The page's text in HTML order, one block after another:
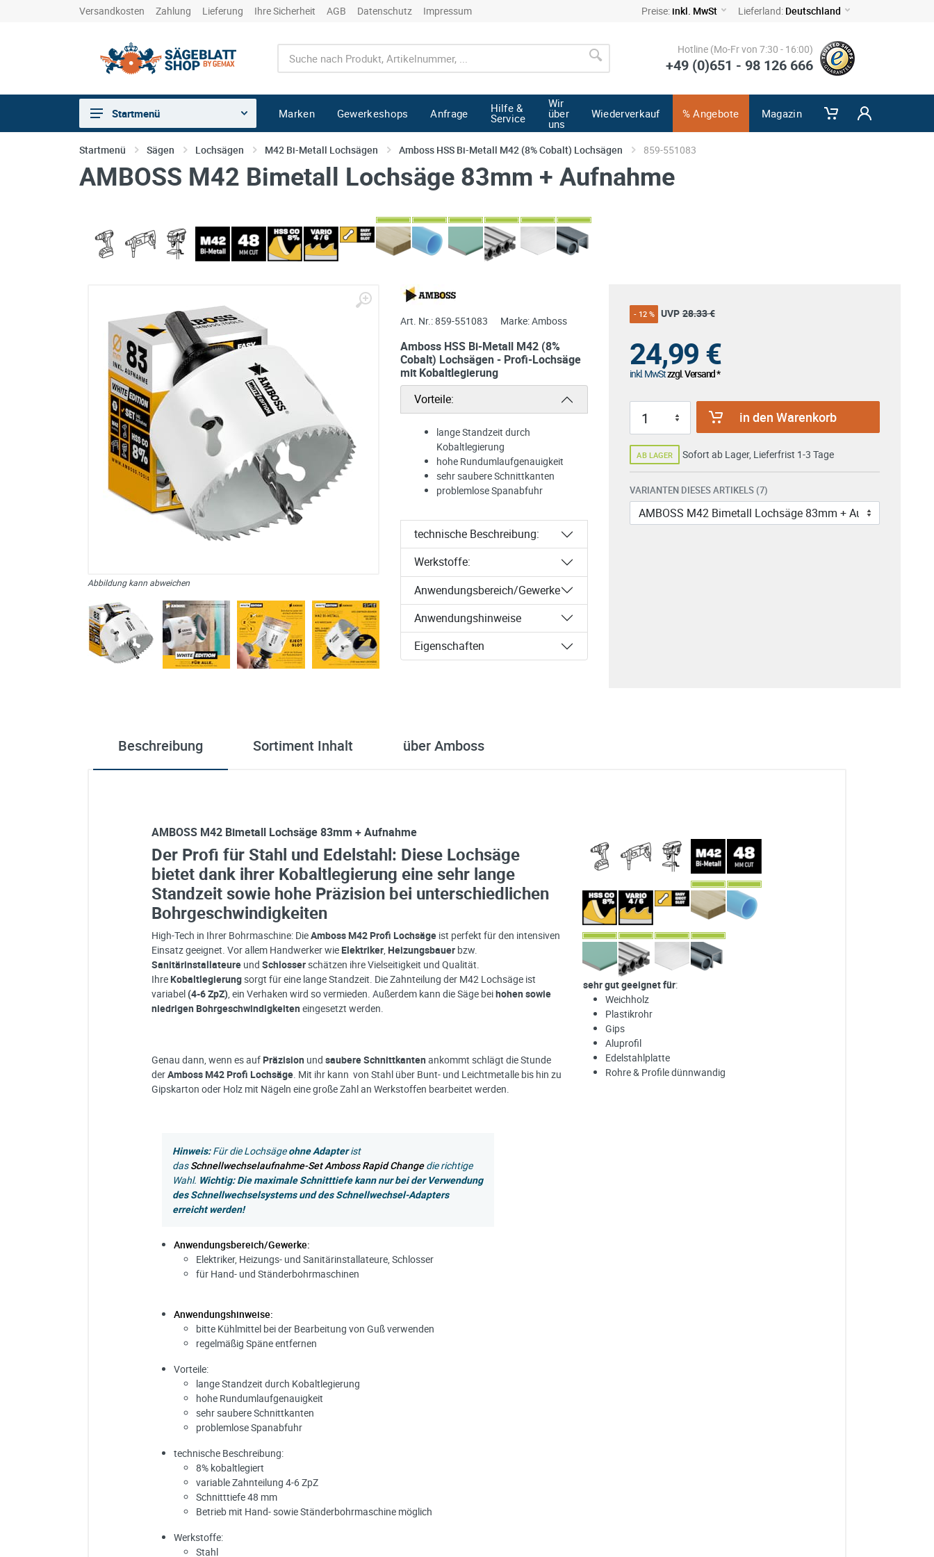
Versandkosten Zahlung Lieferung Ihre Sicherheit AGB Datenschutz Impressum Preise: inkl. MwSt Lieferland: Deutschland
Hotline (Mo-Fr von 7:30 - 16:00)
+49 (0)651 - 98 126 666
Sägen
Trennen
kreative Holzbearbeitung
sonstiges/Zubehör
Startmenü Marken Gewerkeshops Anfrage Hilfe &
Service
Wir
über
uns
Wiederverkauf % Angebote Magazin
Startmenü Sägen Lochsägen M42 Bi-Metall Lochsägen Amboss HSS Bi-Metall M42 (8% Cobalt) Lochsägen 859-551083
AMBOSS M42 Bimetall Lochsäge 83mm + Aufnahme
Abbildung kann abweichen
Art. Nr.:859-551083 Marke:Amboss
Amboss HSS Bi-Metall M42 (8%
Cobalt) Lochsägen - Profi-Lochsäge
mit Kobaltlegierung
Vorteile:
lange Standzeit durch
Kobaltlegierung
hohe Rundumlaufgenauigkeit
sehr saubere Schnittkanten
problemlose Spanabfuhr
technische Beschreibung:
Werkstoffe:
Anwendungsbereich/Gewerke
Anwendungshinweise
Eigenschaften
- 12 % UVP 28.33 €
24,99€
inkl. MwStzzgl. Versand *
in den Warenkorb
AB LAGER Sofort ab Lager, Lieferfrist 1-3 Tage
VARIANTEN DIESES ARTIKELS (7)
Beschreibung Sortiment Inhalt über Amboss
AMBOSS M42 Bimetall Lochsäge 83mm + Aufnahme
Der Profi für Stahl und Edelstahl: Diese Lochsäge
bietet dank ihrer Kobaltlegierung eine sehr lange
Standzeit sowie hohe Präzision bei unterschiedlichen
Bohrgeschwindigkeiten
High-Tech in Ihrer Bohrmaschine: DieAmboss M42 Profi Lochsäge ist perfekt für den intensiven
Einsatz geeignet. Vor allem Handwerker wie Elektriker, Heizungsbauer bzw.
Sanitärinstallateure und Schlosserschätzen ihre Vielseitigkeit und Qualität.
Ihre Kobaltlegierungsorgt für eine lange Standzeit. Die Zahnteilung der M42 Lochsäge ist
variabel(4-6 ZpZ), ein Verhaken wird so vermieden. Außerdem kann die Säge beihohen sowie
niedrigen Bohrgeschwindigkeiten eingesetzt werden.
Genau dann, wenn es auf Präzision und saubere Schnittkanten ankommt schlägt die Stunde
derAmboss M42 Profi Lochsäge. Mit ihr kann von Stahl über Bunt- und Leichtmetalle bis hin zu
Gipskarton oder Holz mit Nägeln eine große Zahl an Werkstoffen bearbeitet werden.
Hinweis:Für die Lochsägeohne Adapterist
dasSchnellwechselaufnahme-Set Amboss Rapid Changedie richtige
Wahl. Wichtig: Die maximale Schnitttiefe kann nur bei der Verwendung
des Schnellwechselsystems und des Schnellwechsel-Adapters
erreicht werden!
Anwendungsbereich/Gewerke:
Elektriker, Heizungs- und Sanitärinstallateure, Schlosser
für Hand- und Ständerbohrmaschinen
Anwendungshinweise:
bitte Kühlmittel bei der Bearbeitung von Guß verwenden
regelmäßig Späne entfernen
Vorteile:
lange Standzeit durch Kobaltlegierung
hohe Rundumlaufgenauigkeit
sehr saubere Schnittkanten
problemlose Spanabfuhr
technische Beschreibung:
8% kobaltlegiert
variable Zahnteilung 4-6 ZpZ
Schnitttiefe 48 mm
Betrieb mit Hand- sowie Ständerbohrmaschine möglich
Werkstoffe:
Stahl
sehr gut geeignet für:
Weichholz
Plastikrohr
Gips
Aluprofil
Edelstahlplatte
Rohre & Profile dünnwandig